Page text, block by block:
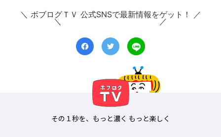
＼ ボブログＴＶ 公式SNSで最新情報をゲット！ ／
その１秒を、もっと濃く もっと楽しく